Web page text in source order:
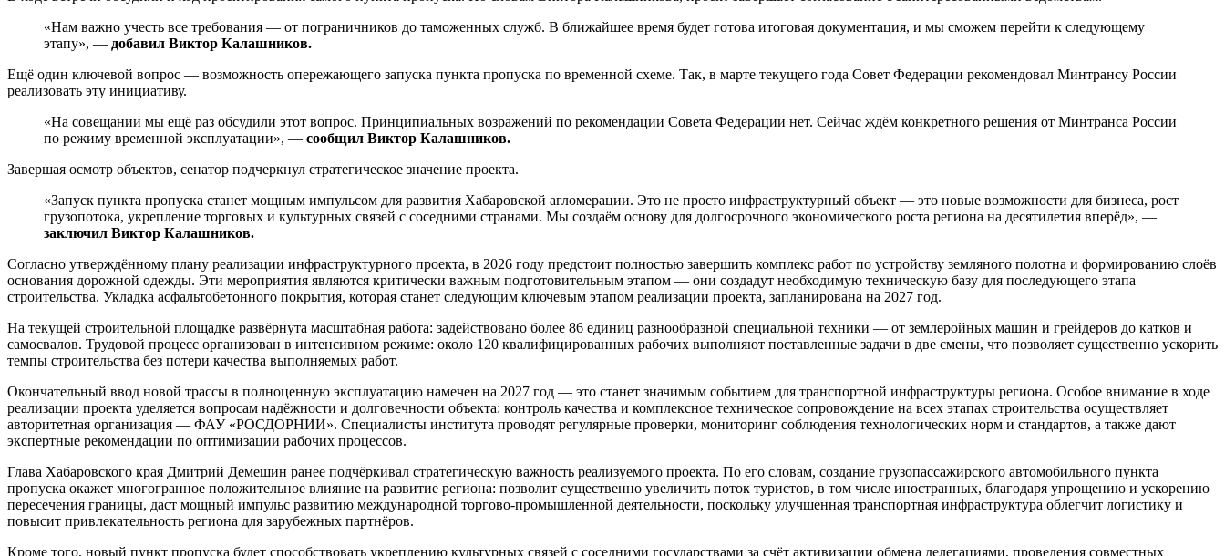
«Нам важно учесть все требования — от пограничников до таможенных служб. В ближайшее время будет готова итоговая документация, и мы сможем перейти к следующему
этапу», — добавил Виктор Калашников.
Ещё один ключевой вопрос — возможность опережающего запуска пункта пропуска по временной схеме. Так, в марте текущего года Совет Федерации рекомендовал Минтрансу России
реализовать эту инициативу.
«На совещании мы ещё раз обсудили этот вопрос. Принципиальных возражений по рекомендации Совета Федерации нет. Сейчас ждём конкретного решения от Минтранса России
по режиму временной эксплуатации», — сообщил Виктор Калашников.
Завершая осмотр объектов, сенатор подчеркнул стратегическое значение проекта.
«Запуск пункта пропуска станет мощным импульсом для развития Хабаровской агломерации. Это не просто инфраструктурный объект — это новые возможности для бизнеса, рост
грузопотока, укрепление торговых и культурных связей с соседними странами. Мы создаём основу для долгосрочного экономического роста региона на десятилетия вперёд», —
заключил Виктор Калашников.
Согласно утверждённому плану реализации инфраструктурного проекта, в 2026 году предстоит полностью завершить комплекс работ по устройству земляного полотна и формированию слоёв
основания дорожной одежды. Эти мероприятия являются критически важным подготовительным этапом — они создадут необходимую техническую базу для последующего этапа
строительства. Укладка асфальтобетонного покрытия, которая станет следующим ключевым этапом реализации проекта, запланирована на 2027 год.
На текущей строительной площадке развёрнута масштабная работа: задействовано более 86 единиц разнообразной специальной техники — от землеройных машин и грейдеров до катков и
самосвалов. Трудовой процесс организован в интенсивном режиме: около 120 квалифицированных рабочих выполняют поставленные задачи в две смены, что позволяет существенно ускорить
темпы строительства без потери качества выполняемых работ.
Окончательный ввод новой трассы в полноценную эксплуатацию намечен на 2027 год — это станет значимым событием для транспортной инфраструктуры региона. Особое внимание в ходе
реализации проекта уделяется вопросам надёжности и долговечности объекта: контроль качества и комплексное техническое сопровождение на всех этапах строительства осуществляет
авторитетная организация — ФАУ «РОСДОРНИИ». Специалисты института проводят регулярные проверки, мониторинг соблюдения технологических норм и стандартов, а также дают
экспертные рекомендации по оптимизации рабочих процессов.
Глава Хабаровского края Дмитрий Демешин ранее подчёркивал стратегическую важность реализуемого проекта. По его словам, создание грузопассажирского автомобильного пункта
пропуска окажет многогранное положительное влияние на развитие региона: позволит существенно увеличить поток туристов, в том числе иностранных, благодаря упрощению и ускорению
пересечения границы, даст мощный импульс развитию международной торгово‑промышленной деятельности, поскольку улучшенная транспортная инфраструктура облегчит логистику и
повысит привлекательность региона для зарубежных партнёров.
Кроме того, новый пункт пропуска будет способствовать укреплению культурных связей с соседними государствами за счёт активизации обмена делегациями, проведения совместных